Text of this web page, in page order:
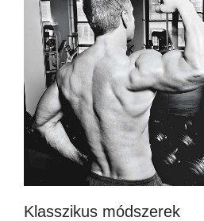
Klasszikus módszerek